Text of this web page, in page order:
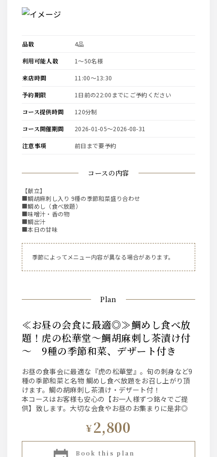
コースの内容
【献立】
■鯛胡麻刺し入り 9種の季節和菜盛り合わせ
■鯛めし（食べ放題）
■味噌汁・香の物
■鯛出汁
■本日の甘味
季節によってメニュー内容が異なる場合があります。
品数 4品
利用可能人数 1〜50名様
来店時間 11:00〜13:30
予約期限 1日前の22:00までにご予約ください
コース提供時間 120分制
コース開催期間 2026-01-05〜2026-08-31
注意事項 前日まで要予約
Plan
≪お昼の会食に最適◎≫鯛めし食べ放
題！虎の松華堂～鯛胡麻刺し茶漬け付
～ 9種の季節和菜、デザート付き
お昼の食事会に最適な『虎の松華堂』。旬の刺身など9
種の季節和菜と名物 鯛めし食べ放題をお召し上がり頂
けます。鯛の胡麻刺し茶漬け・デザート付！
本コースはお客様も安心の【お一人様ずつ銘々でご提
供】致します。大切な会食やお昼のお集まりに是非◎
¥2,800
book this plan